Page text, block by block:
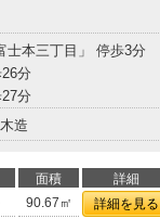
士本三丁目」 停歩3分
分
分
木造
面積 詳細
90.67㎡ 詳細を見る